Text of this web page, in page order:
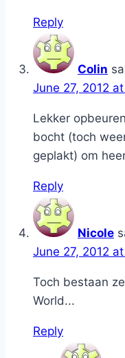
Reply
Colin
June 27, 2012
Lekker
bocht (toch
geplakt) om
Reply
Nicole
June 27, 2012
Toch bestaan
World...
Reply